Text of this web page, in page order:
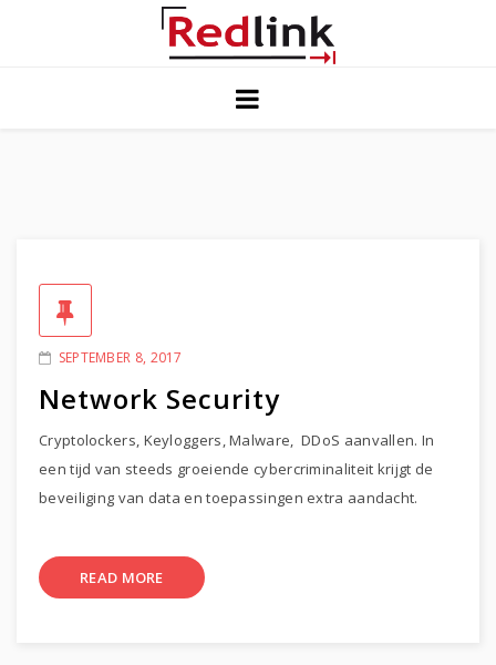
Home
SEPTEMBER 8, 2017
Network Security
Cryptolockers, Keyloggers, Malware, DDoS aanvallen. In
een tijd van steeds groeiende cybercriminaliteit krijgt de
beveiliging van data en toepassingen extra aandacht.
READ MORE